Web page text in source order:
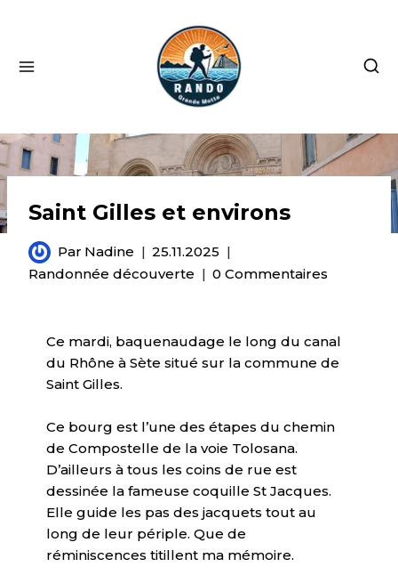
Saint Gilles et environs
Par Nadine
25.11.2025
Randonnée découverte
0 Commentaires
Ce mardi, baquenaudage le long du canal
du Rhône à Sète situé sur la commune de
Saint Gilles.
Ce bourg est l’une des étapes du chemin
de Compostelle de la voie Tolosana.
D’ailleurs à tous les coins de rue est
dessinée la fameuse coquille St Jacques.
Elle guide les pas des jacquets tout au
long de leur périple. Que de
réminiscences titillent ma mémoire.